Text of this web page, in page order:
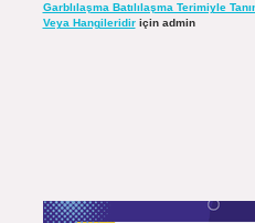
Garblılaşma Batılılaşma Terimiyle
Veya Hangileridiriçin admin